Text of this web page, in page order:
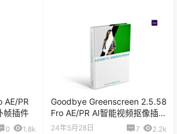
AE/PR
帧插件
0 1.8k
Goodbye Greenscreen 2.5.58
Fro AE/PR AI智能视频抠像插件
汉化版
24年5月28日 7 2.2k